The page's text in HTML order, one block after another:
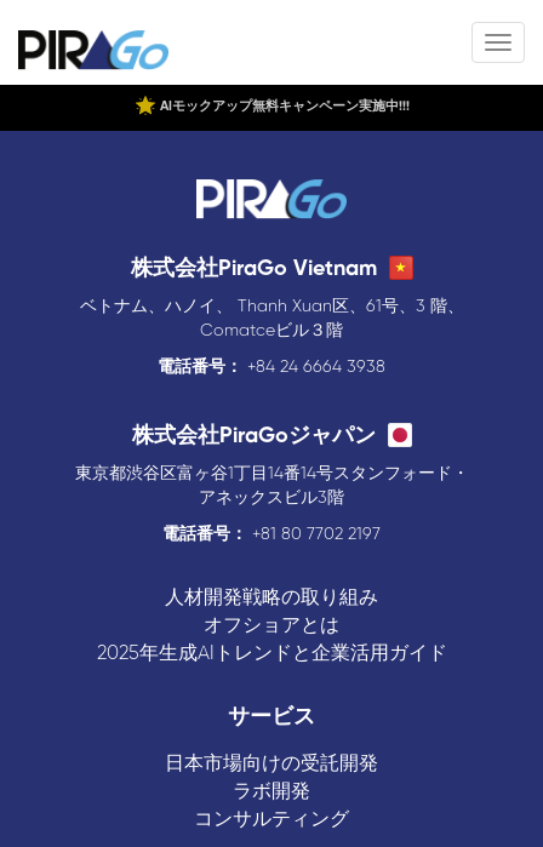
AIモックアップ無料キャンペーン実施中!!!
株式会社PiraGo Vietnam
ベトナム、ハノイ、 Thanh Xuan区、61号、3 階、
Comatceビル３階
電話番号：
+84 24 6664 3938
株式会社PiraGoジャパン
東京都渋谷区富ヶ谷1丁目14番14号スタンフォード・
アネックスビル3階
電話番号：
+81 80 7702 2197
人材開発戦略の取り組み
オフショアとは
2025年生成AIトレンドと企業活用ガイド
サービス
日本市場向けの受託開発
ラボ開発
コンサルティング